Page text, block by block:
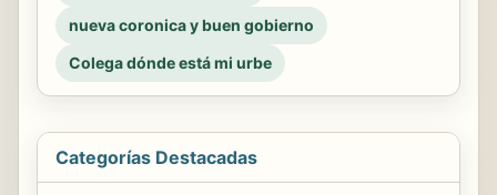
nueva coronica y buen gobierno
Colega dónde está mi urbe
Categorías Destacadas